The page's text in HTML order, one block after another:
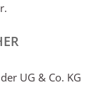
UG & Co. KG